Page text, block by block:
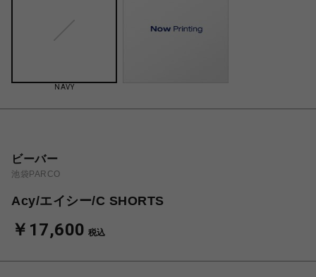
NAVY
ビーバー
池袋PARCO
Acy/エイシー/C SHORTS
￥17,600 税込